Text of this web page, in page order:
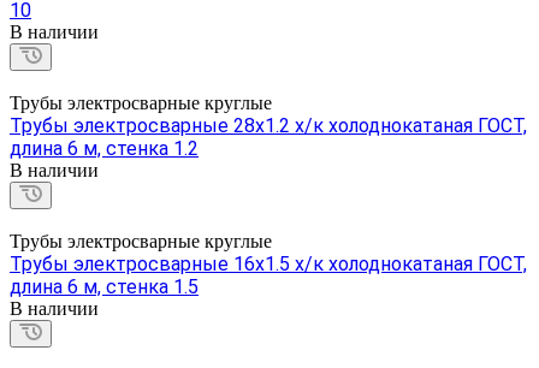
10
В наличии
Трубы электросварные круглые
Трубы электросварные 28х1.2 х/к холоднокатаная ГОСТ,
длина 6 м, стенка 1.2
В наличии
Трубы электросварные круглые
Трубы электросварные 16х1.5 х/к холоднокатаная ГОСТ,
длина 6 м, стенка 1.5
В наличии